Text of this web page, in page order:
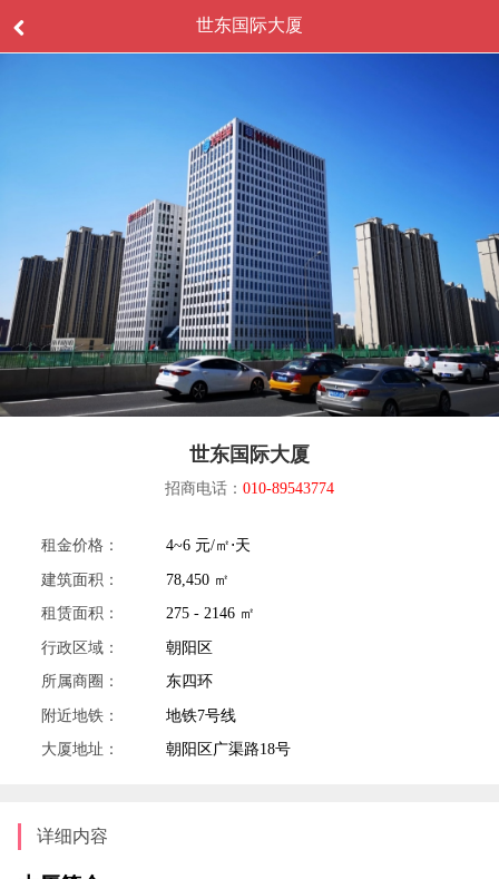
世东国际大厦
世东国际大厦
招商电话： 010-89543774
租金价格：
4~6 元/㎡⋅天
建筑面积：
78,450 ㎡
租赁面积：
275 - 2146 ㎡
行政区域：
朝阳区
所属商圈：
东四环
附近地铁：
地铁7号线
大厦地址：
朝阳区广渠路18号
详细内容